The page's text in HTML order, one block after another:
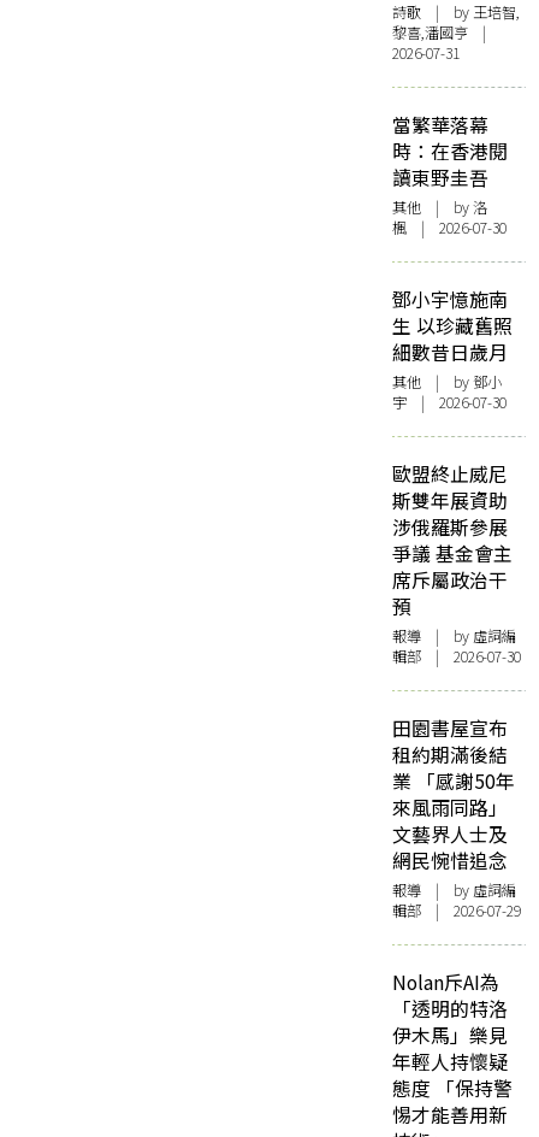
詩歌 | by 王培智,
黎喜,潘國亨 |
2026-07-31
當繁華落幕
時：在香港閱
讀東野圭吾
其他 | by洛
楓 | 2026-07-30
鄧小宇憶施南
生 以珍藏舊照
細數昔日歲月
其他 | by 鄧小
宇 | 2026-07-30
歐盟終止威尼
斯雙年展資助
涉俄羅斯參展
爭議 基金會主
席斥屬政治干
預
報導 | by 虛詞編
輯部 | 2026-07-30
田園書屋宣布
租約期滿後結
業 「感謝50年
來風雨同路」
文藝界人士及
網民惋惜追念
報導 | by 虛詞編
輯部 | 2026-07-29
Nolan斥AI為
「透明的特洛
伊木馬」樂見
年輕人持懷疑
態度 「保持警
惕才能善用新